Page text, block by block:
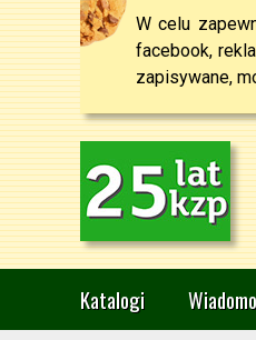
W celu
facebook,
zapisywane,
Katalogi